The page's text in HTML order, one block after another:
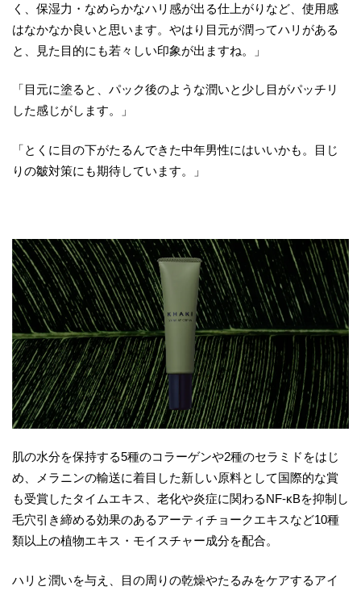
く、保湿力・なめらかなハリ感が出る仕上がりなど、使用感
はなかなか良いと思います。やはり目元が潤ってハリがある
と、見た目的にも若々しい印象が出ますね。」
「目元に塗ると、パック後のような潤いと少し目がパッチリ
した感じがします。」
「とくに目の下がたるんできた中年男性にはいいかも。目じ
りの皺対策にも期待しています。」
肌の水分を保持する5種のコラーゲンや2種のセラミドをはじ
め、メラニンの輸送に着目した新しい原料として国際的な賞
も受賞したタイムエキス、老化や炎症に関わるNF-κBを抑制し
毛穴引き締める効果のあるアーティチョークエキスなど10種
類以上の植物エキス・モイスチャー成分を配合。
ハリと潤いを与え、目の周りの乾燥やたるみをケアするアイ